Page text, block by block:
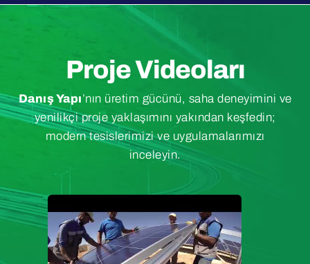
Proje Videoları
Danış Yapı’nın üretim gücünü, saha deneyimini ve
yenilikçi proje yaklaşımını yakından keşfedin;
modern tesislerimizi ve uygulamalarımızı
inceleyin.